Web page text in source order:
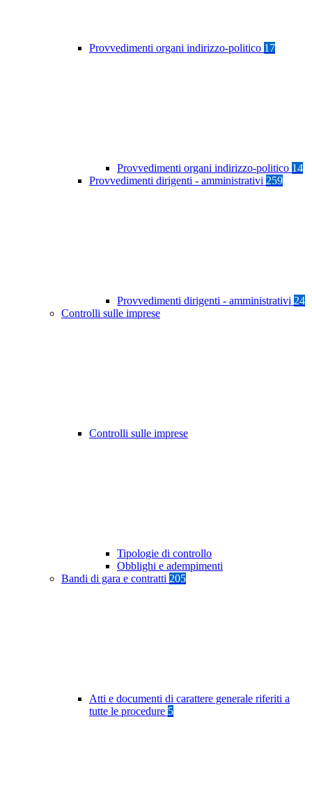
Provvedimenti organi indirizzo-politico 17
Provvedimenti organi indirizzo-politico 14
Provvedimenti dirigenti - amministrativi 259
Provvedimenti dirigenti - amministrativi 24
Controlli sulle imprese
Controlli sulle imprese
Tipologie di controllo
Obblighi e adempimenti
Bandi di gara e contratti 205
Atti e documenti di carattere generale riferiti a
tutte le procedure 5